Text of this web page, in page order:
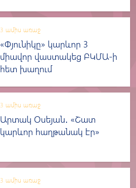
3 ամիս առաջ
«Փյունիկը» կարևոր 3
միավոր վաստակեց ԲԿՄԱ-ի
հետ խաղում
3 ամիս առաջ
Արտակ Օսեյան․ «Շատ
կարևոր հաղթանակ էր»
3 ամիս առաջ